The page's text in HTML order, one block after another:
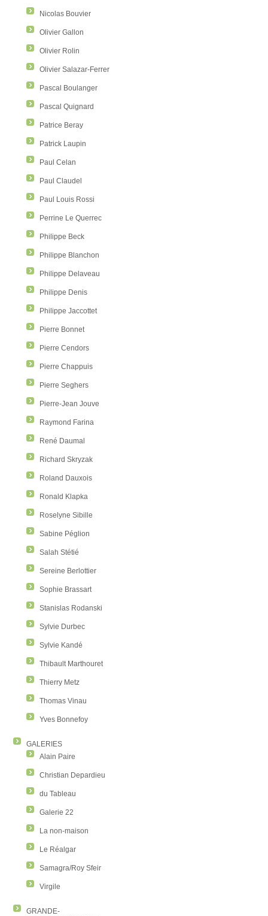
Nicolas Bouvier
Olivier Gallon
Olivier Rolin
Olivier Salazar-Ferrer
Pascal Boulanger
Pascal Quignard
Patrice Beray
Patrick Laupin
Paul Celan
Paul Claudel
Paul Louis Rossi
Perrine Le Querrec
Philippe Beck
Philippe Blanchon
Philippe Delaveau
Philippe Denis
Philippe Jaccottet
Pierre Bonnet
Pierre Cendors
Pierre Chappuis
Pierre Seghers
Pierre-Jean Jouve
Raymond Farina
René Daumal
Richard Skryzak
Roland Dauxois
Ronald Klapka
Roselyne Sibille
Sabine Péglion
Salah Stétié
Sereine Berlottier
Sophie Brassart
Stanislas Rodanski
Sylvie Durbec
Sylvie Kandé
Thibault Marthouret
Thierry Metz
Thomas Vinau
Yves Bonnefoy
GALERIES
Alain Paire
Christian Depardieu
du Tableau
Galerie 22
La non-maison
Le Réalgar
Samagra/Roy Sfeir
Virgile
GRANDE-